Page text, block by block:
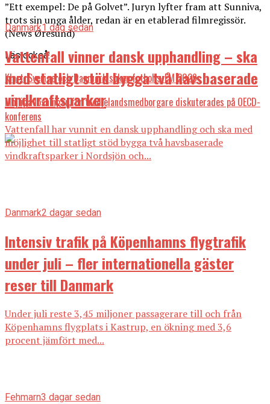
”Ett exempel: De på Golvet”. Juryn lyfter fram att Sunniva,
trots sin unga ålder, redan är en etablerad filmregissör.
(News Øresund)
Läs också:
Klart: Sverige och Danmark söker fotbolls-EM 2029
Möjliga lösningar för tredjelandsmedborgare diskuterades på OECD-
konferens
Danmark1 dag sedan
Vattenfall vinner dansk upphandling – ska
med statligt stöd bygga två havsbaserade
vindkraftsparker
Vattenfall har vunnit en dansk upphandling och ska med
möjlighet till statligt stöd bygga två havsbaserade
vindkraftsparker i Nordsjön och...
Danmark2 dagar sedan
Intensiv trafik på Köpenhamns flygtrafik
under juli – fler internationella gäster
reser till Danmark
Under juli reste 3,45 miljoner passagerare till och från
Köpenhamns flygplats i Kastrup, en ökning med 3,6
procent jämfört med...
Fehmarn3 dagar sedan